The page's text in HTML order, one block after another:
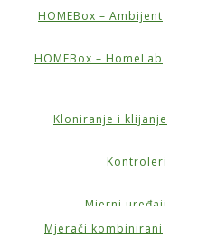
HOMEBox – Ambijent
HOMEBox – HomeLab
Kloniranje i klijanje
Kontroleri
Mjerni uređaji
Mjerači kombinirani